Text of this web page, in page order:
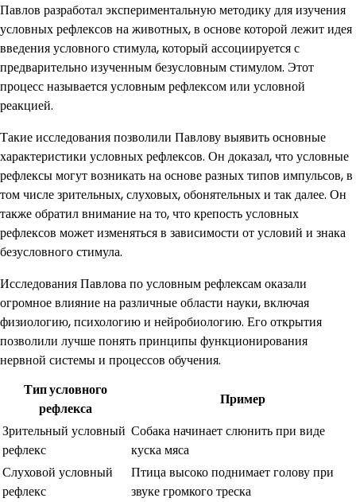
Павлов разработал экспериментальную методику для изучения
условных рефлексов на животных, в основе которой лежит идея
введения условного стимула, который ассоциируется с
предварительно изученным безусловным стимулом. Этот
процесс называется условным рефлексом или условной
реакцией.
Такие исследования позволили Павлову выявить основные
характеристики условных рефлексов. Он доказал, что условные
рефлексы могут возникать на основе разных типов импульсов, в
том числе зрительных, слуховых, обонятельных и так далее. Он
также обратил внимание на то, что крепость условных
рефлексов может изменяться в зависимости от условий и знака
безусловного стимула.
Исследования Павлова по условным рефлексам оказали
огромное влияние на различные области науки, включая
физиологию, психологию и нейробиологию. Его открытия
позволили лучше понять принципы функционирования
нервной системы и процессов обучения.
Тип условного
рефлекса
Пример
Зрительный условный
рефлекс
Собака начинает слюнить при виде
куска мяса
Слуховой условный
рефлекс
Птица высоко поднимает голову при
звуке громкого треска